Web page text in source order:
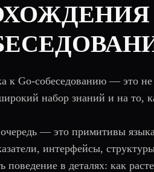
к Go-собеседованию — это
набор знаний и на то,
— это примитивы
интерфейсы,
поведение в деталях: как